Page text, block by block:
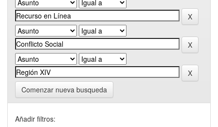
Comenzar nueva busqueda
Añadir filtros: